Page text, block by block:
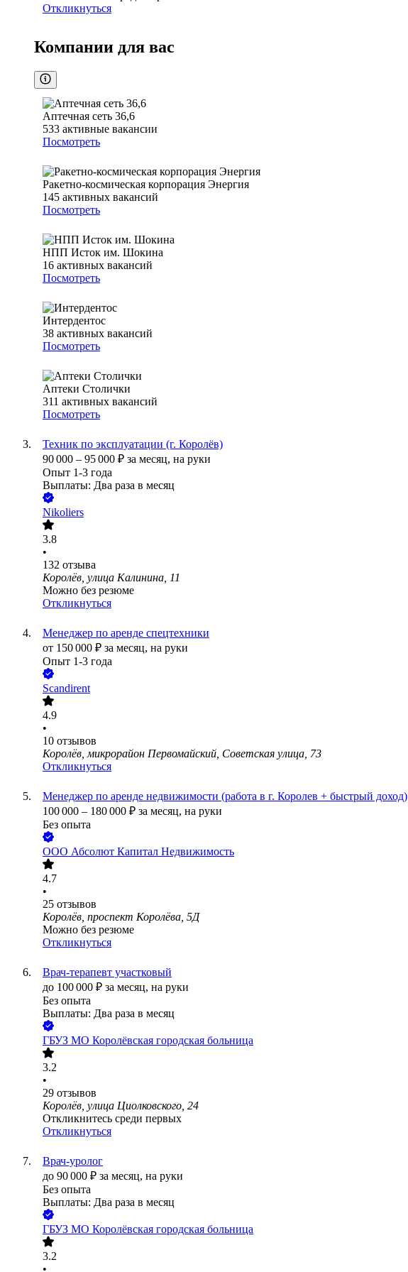
Откликнуться
Компании для вас
Аптечная сеть 36,6
533 активные вакансии
Посмотреть
Ракетно-космическая корпорация Энергия
145 активных вакансий
Посмотреть
НПП Исток им. Шокина
16 активных вакансий
Посмотреть
Интердентос
38 активных вакансий
Посмотреть
Аптеки Столички
311 активных вакансий
Посмотреть
Техник по эксплуатации (г. Королёв)
90 000 – 95 000 ₽ за месяц, на руки
Опыт 1-3 года
Выплаты: Два раза в месяц
Nikoliers
3.8
•
132 отзыва
Королёв, улица Калинина, 11
Можно без резюме
Откликнуться
Менеджер по аренде спецтехники
от 150 000 ₽ за месяц, на руки
Опыт 1-3 года
Scandirent
4.9
•
10 отзывов
Королёв, микрорайон Первомайский, Советская улица, 73
Откликнуться
Менеджер по аренде недвижимости (работа в г. Королев + быстрый доход)
100 000 – 180 000 ₽ за месяц, на руки
Без опыта
ООО Абсолют Капитал Недвижимость
4.7
•
25 отзывов
Королёв, проспект Королёва, 5Д
Можно без резюме
Откликнуться
Врач-терапевт участковый
до 100 000 ₽ за месяц, на руки
Без опыта
Выплаты: Два раза в месяц
ГБУЗ МО Королёвская городская больница
3.2
•
29 отзывов
Королёв, улица Циолковского, 24
Откликнитесь среди первых
Откликнуться
Врач-уролог
до 90 000 ₽ за месяц, на руки
Без опыта
Выплаты: Два раза в месяц
ГБУЗ МО Королёвская городская больница
3.2
•